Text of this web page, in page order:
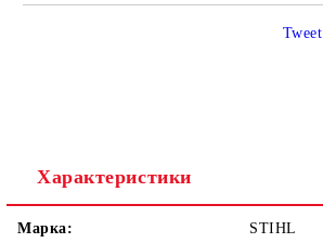
Tweet
Характеристики
Марка:
STIHL